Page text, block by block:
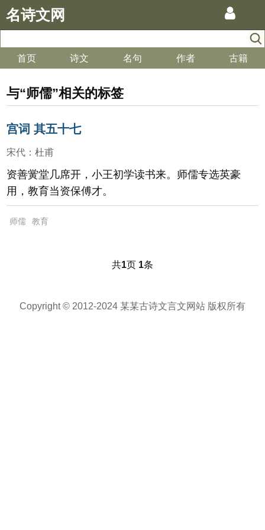
名诗文网
首页 诗文 名句 作者 古籍
与“师儒”相关的标签
宫词 其五十七
宋代 ： 杜甫
资善黉堂几席开，小王初学读书来。师儒专选英豪
用，教育当资保傅才。
师儒 教育
共1页 1条
Copyright © 2012-2024 某某古诗文言文网站 版权所有